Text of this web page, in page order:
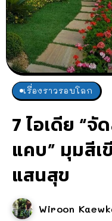
เรื่องราวรอบโลก
7 ไอเดีย “
แคบ” มุมสีเ
แสนสุข
Wiroon